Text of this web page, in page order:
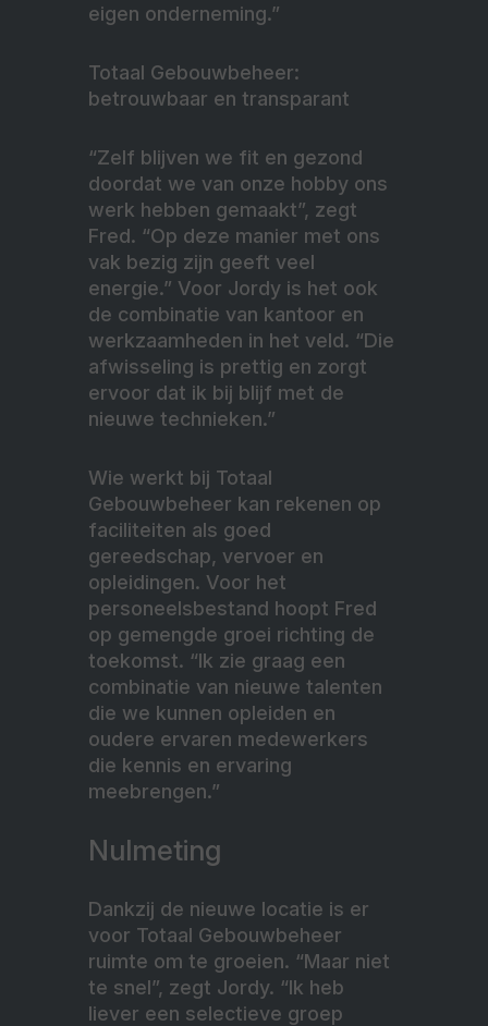
eigen onderneming.”
Totaal Gebouwbeheer:
betrouwbaar en transparant
“Zelf blijven we fit en gezond
doordat we van onze hobby ons
werk hebben gemaakt”, zegt
Fred. “Op deze manier met ons
vak bezig zijn geeft veel
energie.” Voor Jordy is het ook
de combinatie van kantoor en
werkzaamheden in het veld. “Die
afwisseling is prettig en zorgt
ervoor dat ik bij blijf met de
nieuwe technieken.”
Wie werkt bij Totaal
Gebouwbeheer kan rekenen op
faciliteiten als goed
gereedschap, vervoer en
opleidingen. Voor het
personeelsbestand hoopt Fred
op gemengde groei richting de
toekomst. “Ik zie graag een
combinatie van nieuwe talenten
die we kunnen opleiden en
oudere ervaren medewerkers
die kennis en ervaring
meebrengen.”
Nulmeting
Dankzij de nieuwe locatie is er
voor Totaal Gebouwbeheer
ruimte om te groeien. “Maar niet
te snel”, zegt Jordy. “Ik heb
liever een selectieve groep